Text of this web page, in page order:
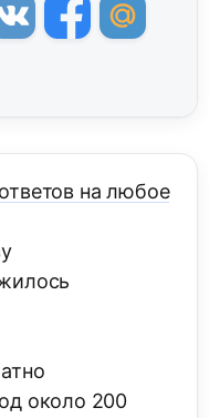
на любое
около 200